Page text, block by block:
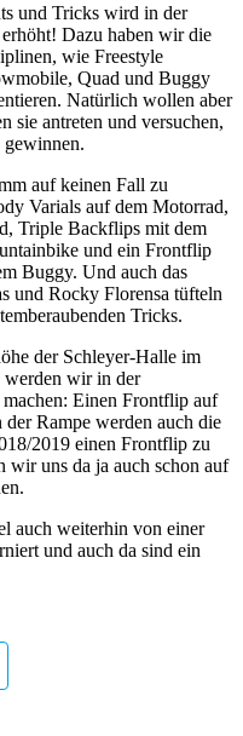
und Tricks wird in der
Dazu haben wir die
wie Freestyle
Quad und Buggy
Natürlich wollen aber
sie antreten und versuchen,
gewinnen.
auf keinen Fall zu
Varials auf dem Motorrad,
Triple Backflips mit dem
und ein Frontflip
Buggy. Und auch das
und Rocky Florensa tüfteln
Tricks.
der Schleyer-Halle im
werden wir in der
Einen Frontflip auf
Rampe werden auch die
2019 einen Frontflip zu
wir uns da ja auch schon auf
auch weiterhin von einer
und auch da sind ein